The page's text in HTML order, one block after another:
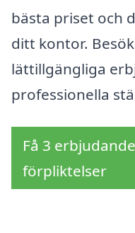
bästa priset och
ditt kontor.
lättillgängliga
professionella
Få 3
förpliktelser